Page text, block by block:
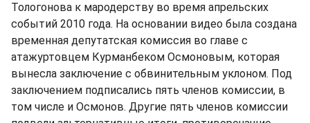
Тологонова к мародерству во время апрельских
событий 2010 года. На основании видео была создана
временная депутатская комиссия во главе с
атажуртовцем Курманбеком Осмоновым, которая
вынесла заключение с обвинительным уклоном. Под
заключением подписались пять членов комиссии, в
том числе и Осмонов. Другие пять членов комиссии